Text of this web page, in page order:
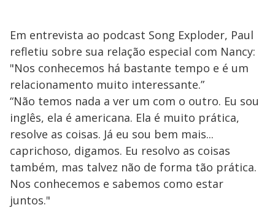
Em entrevista ao podcast Song Exploder, Paul
refletiu sobre sua relação especial com Nancy:
"Nos conhecemos há bastante tempo e é um
relacionamento muito interessante.”
“Não temos nada a ver um com o outro. Eu sou
inglês, ela é americana. Ela é muito prática,
resolve as coisas. Já eu sou bem mais...
caprichoso, digamos. Eu resolvo as coisas
também, mas talvez não de forma tão prática.
Nos conhecemos e sabemos como estar
juntos."